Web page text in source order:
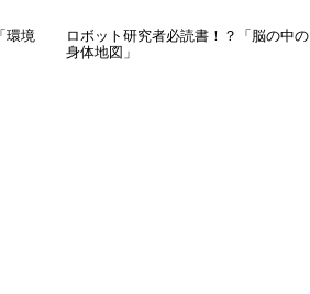
環境
ロボット研究者必読書！？「脳の中の
身体地図」